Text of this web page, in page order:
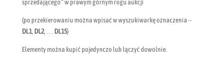
sprzedającego” w prawym górnym rogu aukcji
(po przekierowaniu można wpisać w wyszukiwarkę oznaczenia –
DL1, DL2, … DL15)
Elementy można kupić pojedynczo lub łączyć dowolnie.